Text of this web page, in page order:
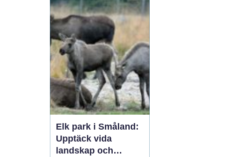
attgöralistan när man
lever vardagsliv med sitt
djur. Fokus ligger gärna
p&arin...
Elk park i Småland:
Upptäck vida
landskap och